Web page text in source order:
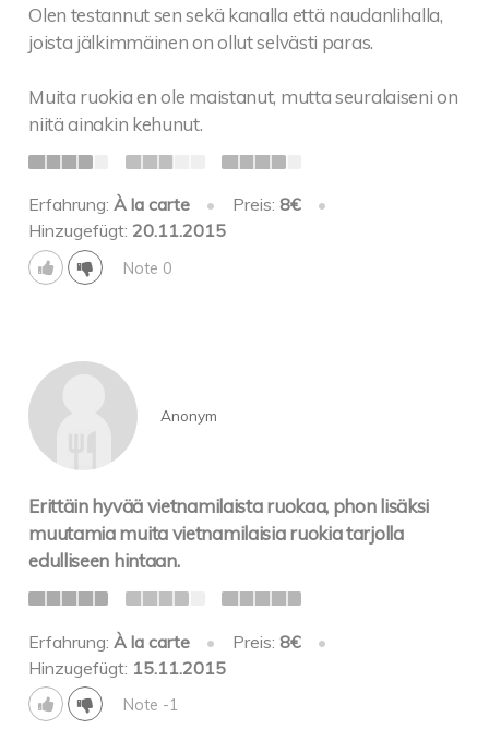
Olen testannut sen sekä kanalla että naudanlihalla,
joista jälkimmäinen on ollut selvästi paras.
Muita ruokia en ole maistanut, mutta seuralaiseni on
niitä ainakin kehunut.
Erfahrung:À la carte • Preis: 8€
•
Hinzugefügt: 20.11.2015
Note 0
Anonym
Erittäin hyvää vietnamilaista ruokaa, phon lisäksi
muutamia muita vietnamilaisia ruokia tarjolla
edulliseen hintaan.
Erfahrung:À la carte • Preis: 8€
•
Hinzugefügt: 15.11.2015
Note -1